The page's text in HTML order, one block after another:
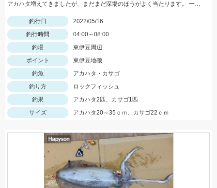
アカハタ増えてきましたが、まだまだ深場のほうがよく当たります。 一誠ジャコバグ3.2インチのテキサスリグでヒット。
釣行日
2022/05/16
釣行時間
04:00～08:00
釣場
東伊豆周辺
ポイント
東伊豆地磯
釣魚
アカハタ・カサゴ
釣り方
ロックフィッシュ
釣果
アカハタ2匹、カサゴ1匹
サイズ
アカハタ20～35ｃｍ、カサゴ22ｃｍ